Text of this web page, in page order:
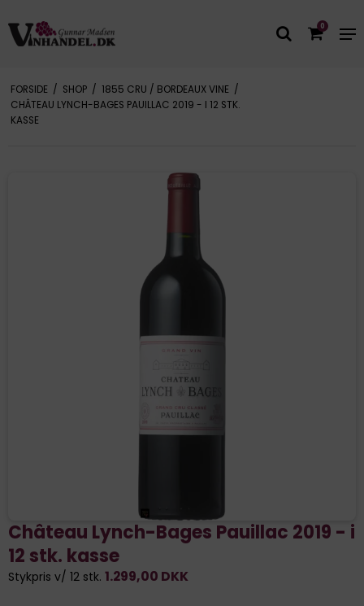
0
FORSIDE / SHOP / 1855 CRU / BORDEAUX VINE /
CHÂTEAU LYNCH-BAGES PAUILLAC 2019 - I 12 STK.
KASSE
Château Lynch-Bages Pauillac 2019 - i
12 stk. kasse
Stykpris v/ 12 stk. 1.299,00 DKK